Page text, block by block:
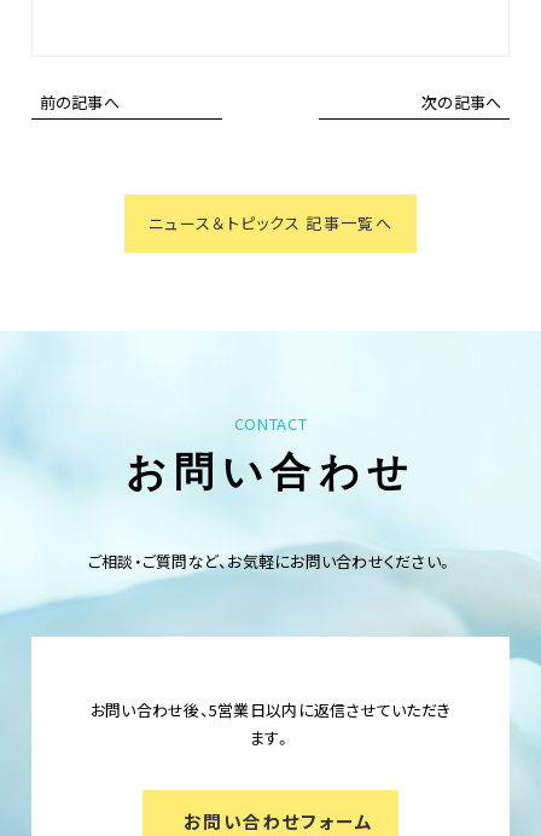
前の記事へ
ニュース＆トピックス 記事一覧へ
次の記事へ
CONTACT
お問い合わせ
ご相談・ご質問など、お気軽にお問い合わせください。
お問い合わせ後、5営業日以内に返信させていただき
ます。
お問い合わせフォーム